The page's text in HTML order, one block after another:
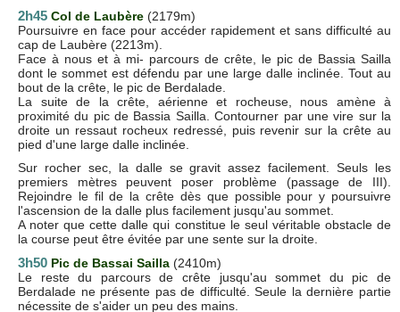
2h45 Col de Laubère (2179m)
Poursuivre en face pour accéder rapidement et sans difficulté au
cap de Laubère (2213m).
Face à nous et à mi- parcours de crête, le pic de Bassia Sailla
dont le sommet est défendu par une large dalle inclinée. Tout au
bout de la crête, le pic de Berdalade.
La suite de la crête, aérienne et rocheuse, nous amène à
proximité du pic de Bassia Sailla. Contourner par une vire sur la
droite un ressaut rocheux redressé, puis revenir sur la crête au
pied d'une large dalle inclinée.
Sur rocher sec, la dalle se gravit assez facilement. Seuls les
premiers mètres peuvent poser problème (passage de III).
Rejoindre le fil de la crête dès que possible pour y poursuivre
l'ascension de la dalle plus facilement jusqu'au sommet.
A noter que cette dalle qui constitue le seul véritable obstacle de
la course peut être évitée par une sente sur la droite.
3h50 Pic de Bassai Sailla (2410m)
Le reste du parcours de crête jusqu'au sommet du pic de
Berdalade ne présente pas de difficulté. Seule la dernière partie
nécessite de s'aider un peu des mains.